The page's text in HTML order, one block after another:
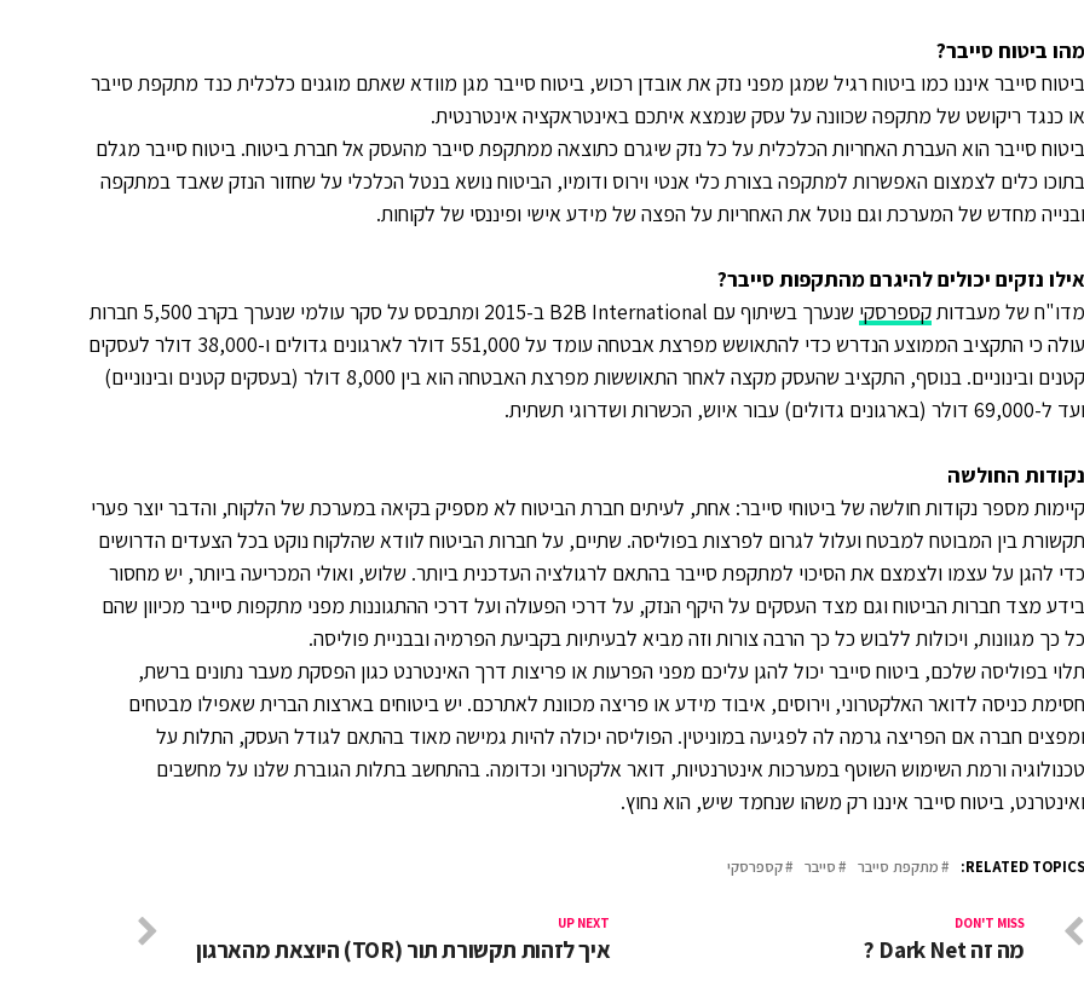
מהו ביטוח סייבר?
ביטוח סייבר איננו כמו ביטוח רגיל שמגן מפני נזק את אובדן רכוש, ביטוח סייבר מגן מוודא שאתם מוגנים כלכלית כנד מתקפת סייבר
או כנגד ריקושט של מתקפה שכוונה על עסק שנמצא איתכם באינטראקציה אינטרנטית.
ביטוח סייבר הוא העברת האחריות הכלכלית על כל נזק שיגרם כתוצאה ממתקפת סייבר מהעסק אל חברת ביטוח. ביטוח סייבר מגלם
בתוכו כלים לצמצום האפשרות למתקפה בצורת כלי אנטי וירוס ודומיו, הביטוח נושא בנטל הכלכלי על שחזור הנזק שאבד במתקפה
ובנייה מחדש של המערכת וגם נוטל את האחריות על הפצה של מידע אישי ופיננסי של לקוחות.
אילו נזקים יכולים להיגרם מהתקפות סייבר?
מדו"ח של מעבדותקספרסקי
שנערך בשיתוף עם B2B International ב-2015 ומתבסס על סקר עולמי שנערך בקרב 5,500 חברות
עולה כי התקציב הממוצע הנדרש כדי להתאושש מפרצת אבטחה עומד על 551,000 דולר לארגונים גדולים ו-38,000 דולר לעסקים
קטנים ובינוניים. בנוסף, התקציב שהעסק מקצה לאחר התאוששות מפרצת האבטחה הוא בין 8,000 דולר (בעסקים קטנים ובינוניים)
ועד ל-69,000 דולר (בארגונים גדולים) עבור איוש, הכשרות ושדרוגי תשתית.
נקודות החולשה
קיימות מספר נקודות חולשה של ביטוחי סייבר: אחת, לעיתים חברת הביטוח לא מספיק בקיאה במערכת של הלקוח, והדבר יוצר פערי
תקשורת בין המבוטח למבטח ועלול לגרום לפרצות בפוליסה. שתיים, על חברות הביטוח לוודא שהלקוח נוקט בכל הצעדים הדרושים
כדי להגן על עצמו ולצמצם את הסיכוי למתקפת סייבר בהתאם לרגולציה העדכנית ביותר. שלוש, ואולי המכריעה ביותר, יש מחסור
בידע מצד חברות הביטוח וגם מצד העסקים על היקף הנזק, על דרכי הפעולה ועל דרכי ההתגוננות מפני מתקפות סייבר מכיוון שהם
כל כך מגוונות, ויכולות ללבוש כל כך הרבה צורות וזה מביא לבעיתיות בקביעת הפרמיה ובבניית פוליסה.
תלוי בפוליסה שלכם, ביטוח סייבר יכול להגן עליכם מפני הפרעות או פריצות דרך האינטרנט כגון הפסקת מעבר נתונים ברשת,
חסימת כניסה לדואר האלקטרוני, וירוסים, איבוד מידע או פריצה מכוונת לאתרכם. יש ביטוחים בארצות הברית שאפילו מבטחים
ומפצים חברה אם הפריצה גרמה לה לפגיעה במוניטין. הפוליסה יכולה להיות גמישה מאוד בהתאם לגודל העסק, התלות על
טכנולוגיה ורמת השימוש השוטף במערכות אינטרנטיות, דואר אלקטרוני וכדומה. בהתחשב בתלות הגוברת שלנו על מחשבים
ואינטרנט, ביטוח סייבר איננו רק משהו שנחמד שיש, הוא נחוץ.
RELATED TOPICS: מתקפת סייבר סייבר קספרסקי
UP NEXT
איך לזהות תקשורת תור (TOR) היוצאת מהארגון
DON'T MISS
מה זה Dark Net ?